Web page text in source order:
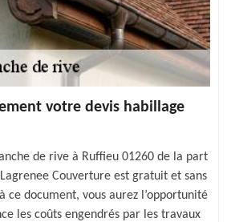
votre devis habillage
de rive à Ruffieu 01260 de la part
Couverture est gratuit et sans
ce document, vous aurez l’opportunité
les coûts engendrés par les travaux